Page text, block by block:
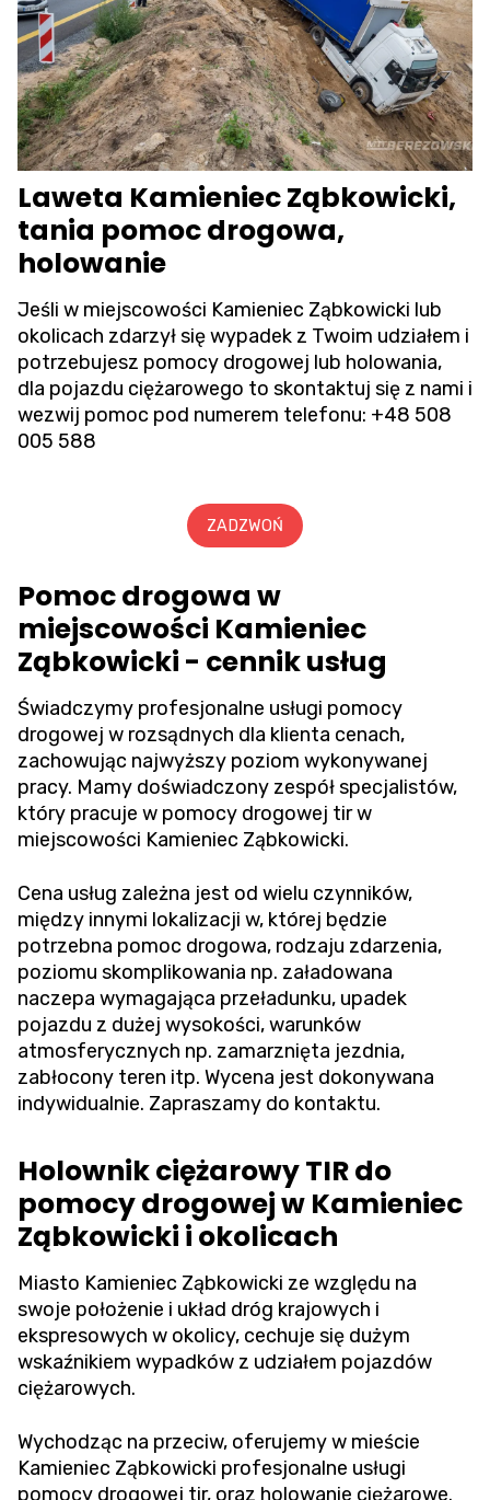
Laweta Kamieniec Ząbkowicki,
tania pomoc drogowa,
holowanie
Jeśli w miejscowości Kamieniec Ząbkowicki lub
okolicach zdarzył się wypadek z Twoim udziałem i
potrzebujesz pomocy drogowej lub holowania,
dla pojazdu ciężarowego to skontaktuj się z nami i
wezwij pomoc pod numerem telefonu: +48 508
005 588
ZADZWOŃ
Pomoc drogowa w
miejscowości Kamieniec
Ząbkowicki - cennik usług
Świadczymy profesjonalne usługi pomocy
drogowej w rozsądnych dla klienta cenach,
zachowując najwyższy poziom wykonywanej
pracy. Mamy doświadczony zespół specjalistów,
który pracuje w pomocy drogowej tir w
miejscowości Kamieniec Ząbkowicki.
Cena usług zależna jest od wielu czynników,
między innymi lokalizacji w, której będzie
potrzebna pomoc drogowa, rodzaju zdarzenia,
poziomu skomplikowania np. załadowana
naczepa wymagająca przeładunku, upadek
pojazdu z dużej wysokości, warunków
atmosferycznych np. zamarznięta jezdnia,
zabłocony teren itp. Wycena jest dokonywana
indywidualnie. Zapraszamy do kontaktu.
Holownik ciężarowy TIR do
pomocy drogowej w Kamieniec
Ząbkowicki i okolicach
Miasto Kamieniec Ząbkowicki ze względu na
swoje położenie i układ dróg krajowych i
ekspresowych w okolicy, cechuje się dużym
wskaźnikiem wypadków z udziałem pojazdów
ciężarowych.
Wychodząc na przeciw, oferujemy w mieście
Kamieniec Ząbkowicki profesjonalne usługi
pomocy drogowej tir, oraz holowanie ciężarowe.